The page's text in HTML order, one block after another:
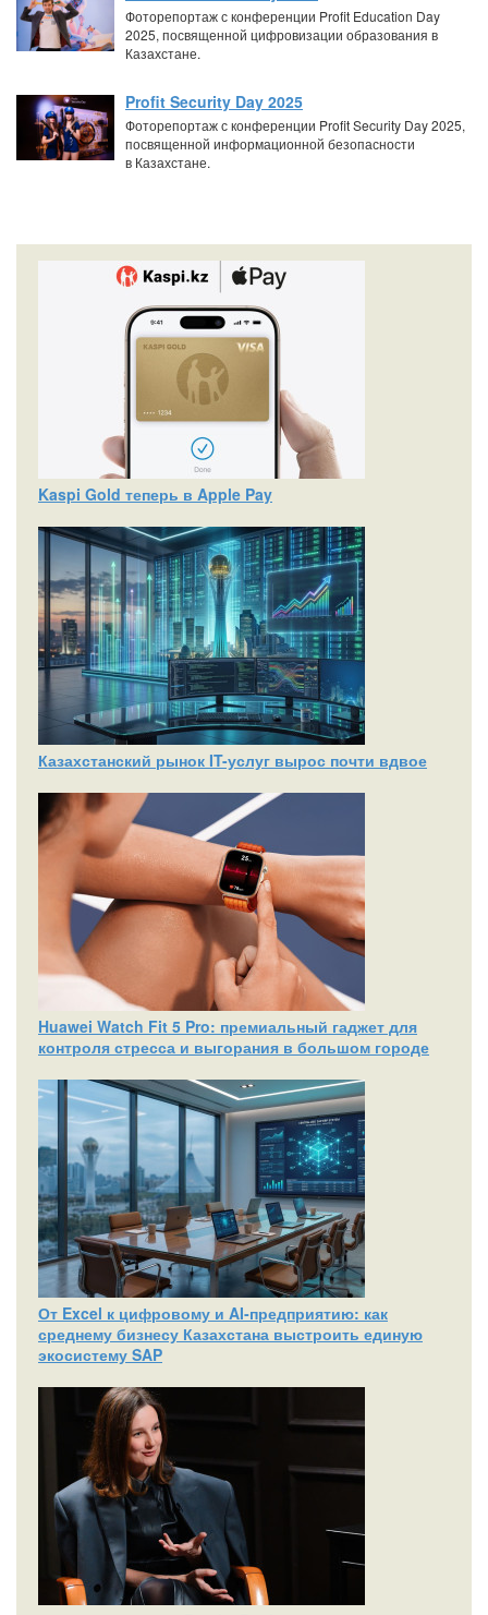
Фоторепортаж с конференции Profit Education Day
2025, посвященной цифровизации образования в
Казахстане.
Profit Security Day 2025
Фоторепортаж с конференции Profit Security Day 2025,
посвященной информационной безопасности
в Казахстане.
Kaspi Gold теперь в Apple Pay
Казахстанский рынок IT-услуг вырос почти вдвое
Huawei Watch Fit 5 Pro: премиальный гаджет для
контроля стресса и выгорания в большом городе
От Excel к цифровому и AI‑предприятию: как
среднему бизнесу Казахстана выстроить единую
экосистему SAP